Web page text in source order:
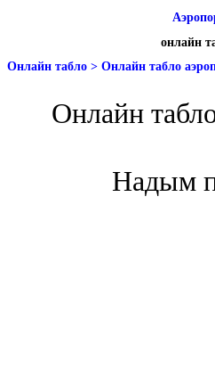
онлайн
Онлайн табло > Онлайн табло
Онлайн
Надым